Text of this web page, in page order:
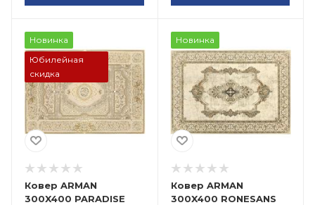
Новинка
Юбилейная
скидка
Ковер ARMAN
300X400 PARADISE
Новинка
Ковер ARMAN
300X400 RONESANS